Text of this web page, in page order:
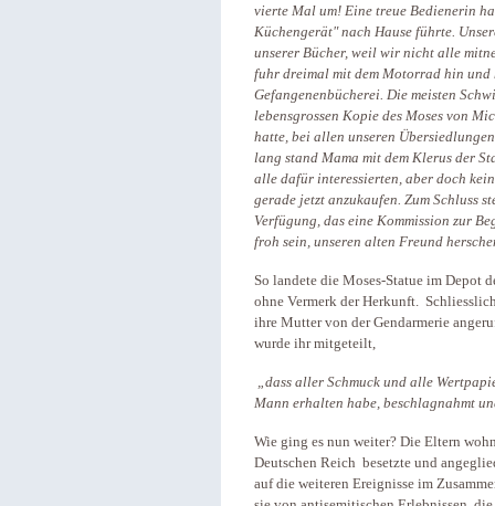
vierte Mal um! Eine treue Bedienerin
Küchengerät" nach Hause führte.
unserer Bücher, weil wir nicht alle
fuhr dreimal mit dem Motorrad hin und
Gefangenenbücherei. Die meisten
lebensgrossen Kopie des Moses von
hatte, bei allen unseren
lang stand Mama mit dem Klerus der
alle dafür interessierten, aber doch
gerade jetzt anzukaufen. Zum Schluss
Verfügung, das eine Kommission zur
froh sein, unseren alten Freund
So landete die Moses-Statue im Depot
ohne Vermerk der Herkunft.
ihre Mutter von der Gendarmerie
wurde ihr mitgeteilt,
„dass aller Schmuck und alle
Mann erhalten habe, beschlagnahmt
Wie ging es nun weiter? Die Eltern
Deutschen Reich besetzte und
auf die weiteren Ereignisse im